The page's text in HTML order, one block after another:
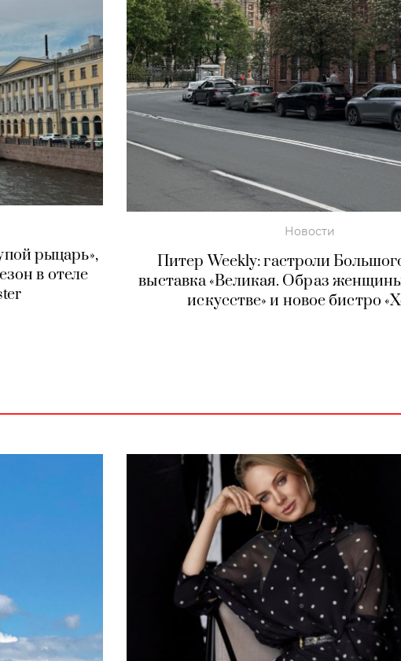
рыцарь»,
в отеле
Новости
Питер Weekly: гастроли
выставка «Великая. Образ
искусстве» и новое бистро